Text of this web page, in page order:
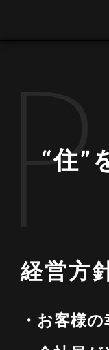
“住”
経営方
・お客様